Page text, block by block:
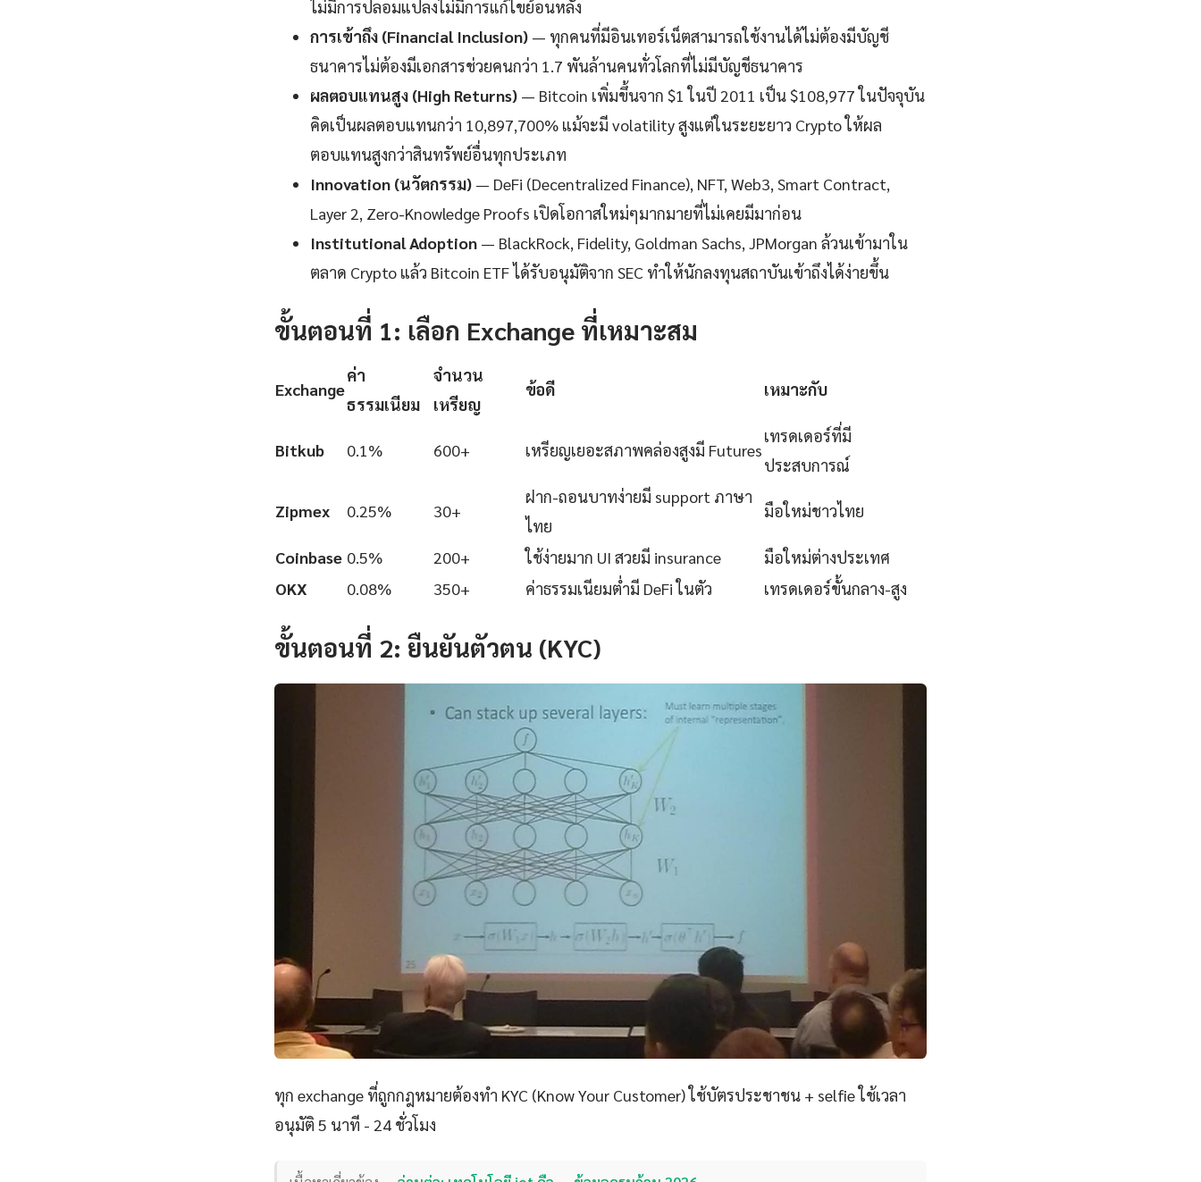
ไม่มีการปลอมแปลงไม่มีการแก้ไขย้อนหลัง
การเข้าถึง (Financial Inclusion) — ทุกคนที่มีอินเทอร์เน็ตสามารถใช้งานได้ไม่ต้องมีบัญชี
ธนาคารไม่ต้องมีเอกสารช่วยคนกว่า 1.7 พันล้านคนทั่วโลกที่ไม่มีบัญชีธนาคาร
ผลตอบแทนสูง (High Returns) — Bitcoin เพิ่มขึ้นจาก $1 ในปี 2011 เป็น $108,977 ในปัจจุบัน
คิดเป็นผลตอบแทนกว่า 10,897,700% แม้จะมี volatility สูงแต่ในระยะยาว Crypto ให้ผล
ตอบแทนสูงกว่าสินทรัพย์อื่นทุกประเภท
Innovation (นวัตกรรม) — DeFi (Decentralized Finance), NFT, Web3, Smart Contract,
Layer 2, Zero-Knowledge Proofs เปิดโอกาสใหม่ๆมากมายที่ไม่เคยมีมาก่อน
Institutional Adoption — BlackRock, Fidelity, Goldman Sachs, JPMorgan ล้วนเข้ามาใน
ตลาด Crypto แล้ว Bitcoin ETF ได้รับอนุมัติจาก SEC ทำให้นักลงทุนสถาบันเข้าถึงได้ง่ายขึ้น
ขั้นตอนที่ 1: เลือก Exchange ที่เหมาะสม
Exchange
ค่า
ธรรมเนียม
จำนวน
เหรียญ
ข้อดี เหมาะกับ
Bitkub 0.1% 600+ เหรียญเยอะสภาพคล่องสูงมี Futures
เทรดเดอร์ที่มี
ประสบการณ์
Zipmex 0.25% 30+
ฝาก-ถอนบาทง่ายมี support ภาษา
ไทย
มือใหม่ชาวไทย
Coinbase 0.5% 200+ ใช้ง่ายมาก UI สวยมี insurance
มือใหม่ต่างประเทศ
OKX
0.08% 350+ ค่าธรรมเนียมต่ำมี DeFi ในตัว เทรดเดอร์ขั้นกลาง-สูง
ขั้นตอนที่ 2: ยืนยันตัวตน (KYC)
ทุก exchange ที่ถูกกฎหมายต้องทำ KYC (Know Your Customer) ใช้บัตรประชาชน + selfie ใช้เวลา
อนุมัติ 5 นาที - 24 ชั่วโมง